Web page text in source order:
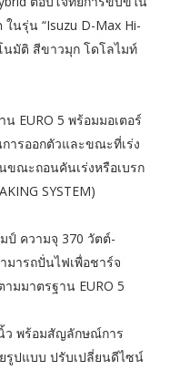
นรุ่น “Isuzu D-Max Hi-
นมัติ สีขาวมุก โดโลไมท์
น EURO 5 พร้อมมอเตอร์
ารออกตัวและขณะที่เร่ง
ขณะถอนคันเร่งหรือเบรก
SYSTEM)
ป์ ความจุ 370 วัตต์-
มารถปั่นไฟเพื่อชาร์จ
ามมาตรฐาน EURO 5
ว พร้อมสัญลักษณ์การ
รูปแบบ ปรับเปลี่ยนดีไซน์